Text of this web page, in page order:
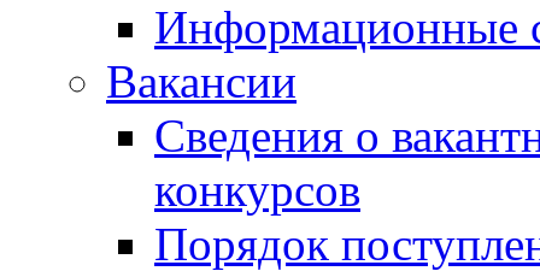
Информационные
Вакансии
Сведения о
конкурсов
Порядок